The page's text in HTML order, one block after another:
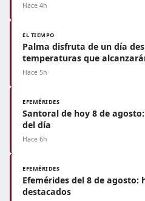
Hace 4h
EL TIEMPO
Palma disfruta de un día
temperaturas que
Hace 5h
EFEMÉRIDES
Santoral de hoy 8 de
del día
Hace 6h
EFEMÉRIDES
Efemérides del 8 de agosto:
destacados